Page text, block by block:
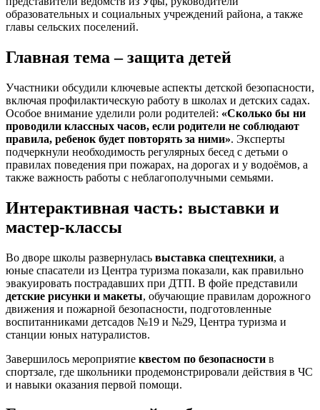
образовательных и социальных учреждений района, а также
главы сельских поселений.
Главная тема – защита детей
Участники обсудили ключевые аспекты детской безопасности,
включая профилактическую работу в школах и детских садах.
Особое внимание уделили роли родителей: «Сколько бы ни
проводили классных часов, если родители не соблюдают
правила, ребенок будет повторять за ними». Эксперты
подчеркнули необходимость регулярных бесед с детьми о
правилах поведения при пожарах, на дорогах и у водоёмов, а
также важность работы с неблагополучными семьями.
Интерактивная часть: выставки и
мастер-классы
Во дворе школы развернулась выставка спецтехники, а
юные спасатели из Центра туризма показали, как правильно
эвакуировать пострадавших при ДТП. В фойе представили
детские рисунки и макеты, обучающие правилам дорожного
движения и пожарной безопасности, подготовленные
воспитанниками детсадов №19 и №29, Центра туризма и
станции юных натуралистов.
Завершилось мероприятие квестом по безопасности в
спортзале, где школьники продемонстрировали действия в ЧС
и навыки оказания первой помощи.